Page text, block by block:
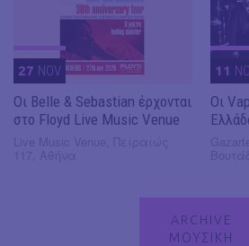
27 NOV
Οι Belle & Sebastian έρχονται
στο Floyd Live Music Venue
11
Οι
ARCHIVE
ΜΟΥΣΙΚΗ